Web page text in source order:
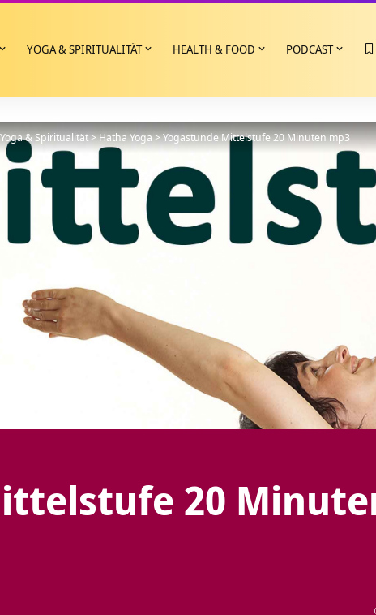
YOGA & SPIRITUALITÄT HEALTH & FOOD PODCAST
Yoga & Spiritualität>Hatha Yoga>Yogastunde Mittelstufe 20 Minuten mp3
20